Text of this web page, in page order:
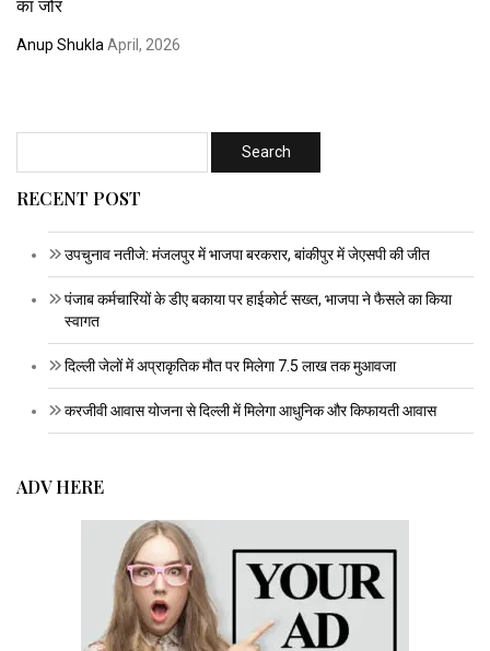
का जोर
Anup ShuklaApril, 2026
RECENT POST
उपचुनाव नतीजे: मंजलपुर में भाजपा बरकरार, बांकीपुर में जेएसपी की जीत
पंजाब कर्मचारियों के डीए बकाया पर हाईकोर्ट सख्त, भाजपा ने फैसले का किया
स्वागत
दिल्ली जेलों में अप्राकृतिक मौत पर मिलेगा 7.5 लाख तक मुआवजा
करजीवी आवास योजना से दिल्ली में मिलेगा आधुनिक और किफायती आवास
ADV HERE